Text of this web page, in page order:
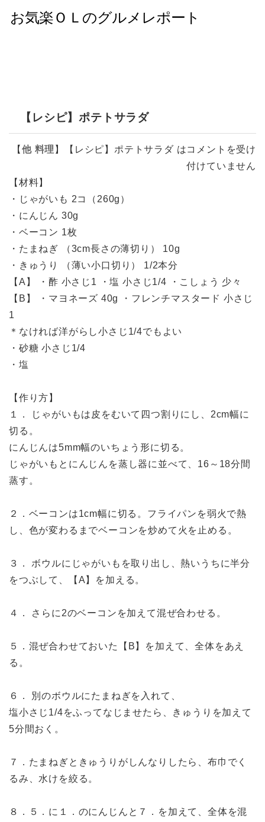
【レシピ】ポテトサラダ
【 他 料理 】 【レシピ】ポテトサラダ はコメントを受け
付けていません
【材料】
・じゃがいも 2コ（260g）
・にんじん 30g
・ベーコン 1枚
・たまねぎ （3cm長さの薄切り） 10g
・きゅうり （薄い小口切り） 1/2本分
【A】 ・酢 小さじ1 ・塩 小さじ1/4 ・こしょう 少々
【B】 ・マヨネーズ 40g ・フレンチマスタード 小さじ
1
＊なければ洋がらし小さじ1/4でもよい
・砂糖 小さじ1/4
・塩
【作り方】
１． じゃがいもは皮をむいて四つ割りにし、2cm幅に
切る。
にんじんは5mm幅のいちょう形に切る。
じゃがいもとにんじんを蒸し器に並べて、16～18分間
蒸す。
２．ベーコンは1cm幅に切る。フライパンを弱火で熱
し、色が変わるまでベーコンを炒めて火を止める。
３． ボウルにじゃがいもを取り出し、熱いうちに半分
をつぶして、【A】を加える。
４． さらに2のベーコンを加えて混ぜ合わせる。
５．混ぜ合わせておいた【B】を加えて、全体をあえ
る。
６． 別のボウルにたまねぎを入れて、
塩小さじ1/4をふってなじませたら、きゅうりを加えて
5分間おく。
７．たまねぎときゅうりがしんなりしたら、布巾でく
るみ、水けを絞る。
８．５．に１．のにんじんと７．を加えて、全体を混